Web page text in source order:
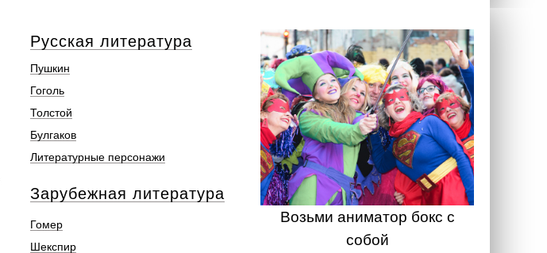
Русская литература
Пушкин
Гоголь
Толстой
Булгаков
Литературные персонажи
Зарубежная литература
Гомер
Шекспир
Возьми аниматор бокс с
собой